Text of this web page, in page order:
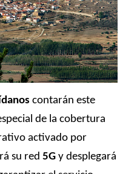
contarán este
de la cobertura
activado por
su red 5G y desplegará